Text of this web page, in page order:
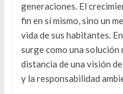
generaciones. El
fin en sí mismo, sino un
vida de sus habitantes.
surge como una solución
distancia de una visión
y la responsabilidad